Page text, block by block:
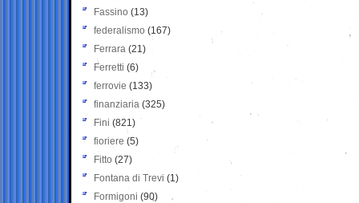
Fassino (13)
federalismo (167)
Ferrara (21)
Ferretti (6)
ferrovie (133)
finanziaria (325)
Fini (821)
fioriere (5)
Fitto (27)
Fontana di Trevi (1)
Formigoni (90)